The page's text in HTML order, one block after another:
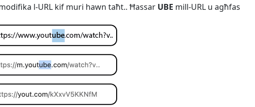
l-URL kif muri hawn taħt.. Ħassar UBE mill-URL u agħfas